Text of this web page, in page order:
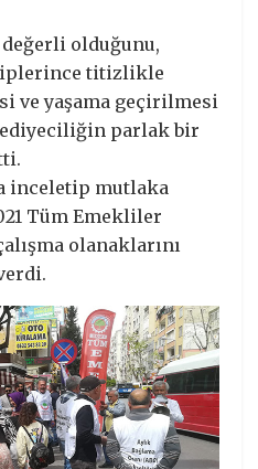
olduğunu,
titizlikle
ve yaşama geçirilmesi
parlak bir
inceletip mutlaka
Tüm Emekliler
olanaklarını